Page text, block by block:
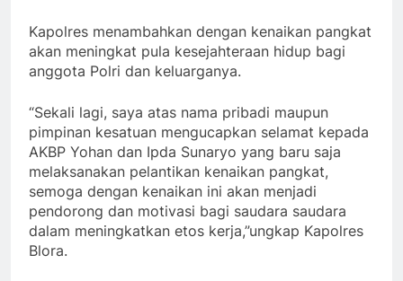
Kapolres menambahkan dengan kenaikan pangkat
akan meningkat pula kesejahteraan hidup bagi
anggota Polri dan keluarganya.
“Sekali lagi, saya atas nama pribadi maupun
pimpinan kesatuan mengucapkan selamat kepada
AKBP Yohan dan Ipda Sunaryo yang baru saja
melaksanakan pelantikan kenaikan pangkat,
semoga dengan kenaikan ini akan menjadi
pendorong dan motivasi bagi saudara saudara
dalam meningkatkan etos kerja,”ungkap Kapolres
Blora.